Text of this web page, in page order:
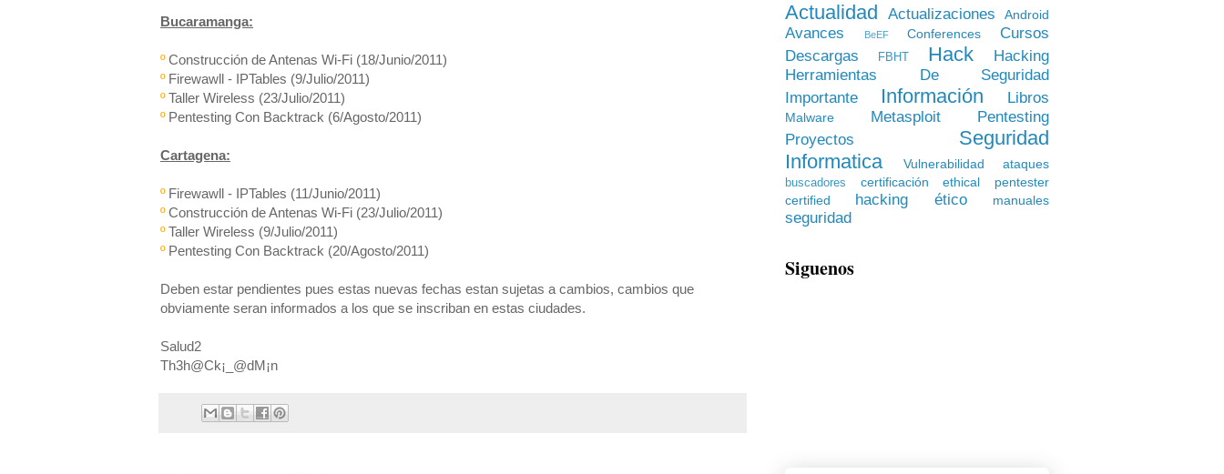
Bucaramanga:
ºConstrucción de Antenas Wi-Fi (18/Junio/2011)
ºFirewawll - IPTables (9/Julio/2011)
ºTaller Wireless (23/Julio/2011)
º Pentesting Con Backtrack (6/Agosto/2011)
Cartagena:
ºFirewawll - IPTables (11/Junio/2011)
ºConstrucción de Antenas Wi-Fi (23/Julio/2011)
ºTaller Wireless (9/Julio/2011)
º Pentesting Con Backtrack (20/Agosto/2011)
Deben estar pendientes pues estas nuevas fechas estan sujetas a cambios, cambios que
obviamente seran informados a los que se inscriban en estas ciudades.
Salud2
Th3h@Ck¡_@dM¡n
Actualidad Actualizaciones Android
Avances BeEF Conferences
Cursos
Descargas
FBHT Hack
Hacking
Herramientas De Seguridad
Importante
Información Libros
Malware Metasploit
Pentesting
Proyectos
Seguridad
Informatica
Vulnerabilidad ataques
buscadores certificación
ethical pentester
certified
hacking ético manuales
seguridad
Siguenos